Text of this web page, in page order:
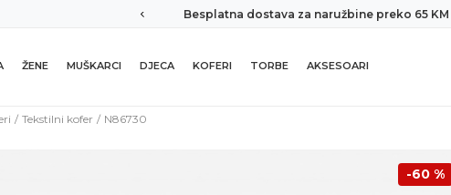
aplikaciju! Besplatna dostava za naružbine preko 65 KM
ŽENE MUŠKARCI DJECA KOFERI TORBE AKSESOARI
Tekstilni kofer N86730
-60 %